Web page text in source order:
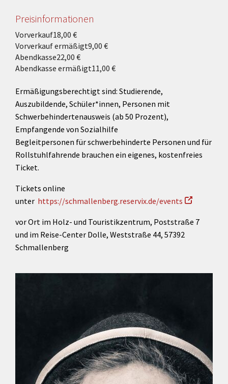
Preisinformationen
Vorverkauf18,00 €
Vorverkauf ermäßigt9,00 €
Abendkasse22,00 €
Abendkasse ermäßigt11,00 €
Ermäßigungsberechtigt sind: Studierende,
Auszubildende, Schüler*innen, Personen mit
Schwerbehindertenausweis (ab 50 Prozent),
Empfangende von Sozialhilfe
Begleitpersonen für schwerbehinderte Personen und für
Rollstuhlfahrende brauchen ein eigenes, kostenfreies
Ticket.
Tickets online
unter https://schmallenberg.reservix.de/events
vor Ort im Holz- und Touristikzentrum, Poststraße 7
und im Reise-Center Dolle, Weststraße 44, 57392
Schmallenberg